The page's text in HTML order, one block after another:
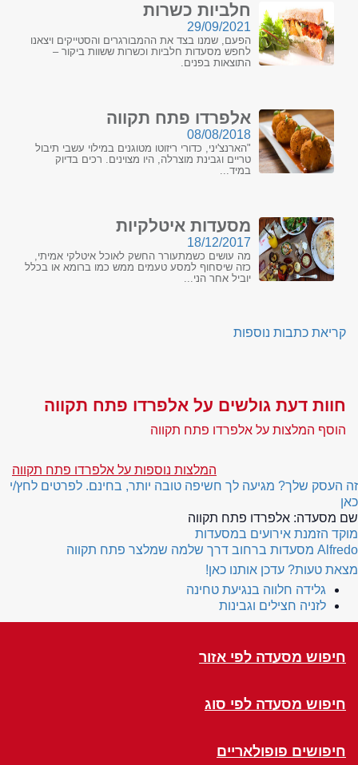
חלביות כשרות
29/09/2021
הפעם, שמנו בצד את ההמבורגרים והסטייקים ויצאנו
לחפש מסעדות חלביות וכשרות ששוות ביקור –
התוצאות בפנים.
אלפרדו פתח תקווה
08/08/2018
"הארנצ'יני, כדורי ריזוטו מטוגנים במילוי עשבי תיבול
טריים וגבינת מוצרלה, היו מצוינים. רכים בדיוק
במיד...
מסעדות איטלקיות
18/12/2017
מה עושים כשמתעורר החשק לאוכל איטלקי אמיתי,
כזה שיסחוף למסע טעמים ממש כמו ברומא או בכלל
יוביל אחר הני...
קריאת כתבות נוספות
חוות דעת גולשים על אלפרדו פתח תקווה
הוסף המלצות על אלפרדו פתח תקווה
המלצות נוספות על אלפרדו פתח תקווה
זה העסק שלך? מגיעה לך חשיפה טובה יותר, בחינם. לפרטים לחץ/י
כאן
שם מסעדה: אלפרדו פתח תקווה
מוקד הזמנת אירועים במסעדות
Alfredo מסעדות ברחוב דרך שלמה שמלצר פתח תקווה
מצאת טעות? עדכן אותנו כאן!
גלידה חלווה בנגיעת טחינה
לזניה חצילים וגבינות
חיפוש מסעדה לפי אזור
חיפוש מסעדה לפי סוג
חיפושים פופולאריים